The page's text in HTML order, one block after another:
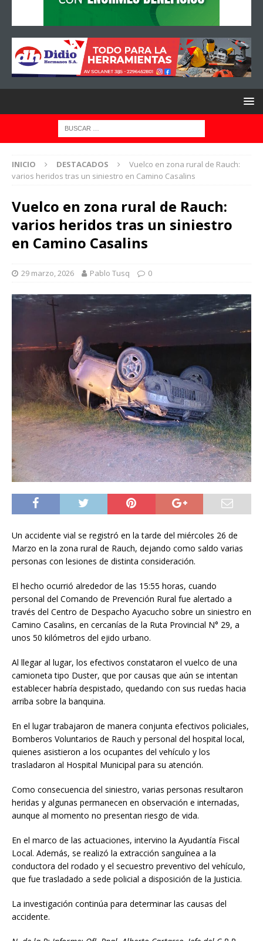
INICIO DESTACADOS
Vuelco en zona rural de Rauch:
varios heridos tras un siniestro en Camino Casalins
Vuelco en zona rural de Rauch:
varios heridos tras un siniestro
en Camino Casalins
29 marzo, 2026 Pablo Tusq 0
Un accidente vial se registró en la tarde del miércoles 26 de
Marzo en la zona rural de Rauch, dejando como saldo varias
personas con lesiones de distinta consideración.
El hecho ocurrió alrededor de las 15:55 horas, cuando
personal del Comando de Prevención Rural fue alertado a
través del Centro de Despacho Ayacucho sobre un siniestro en
Camino Casalins, en cercanías de la Ruta Provincial N° 29, a
unos 50 kilómetros del ejido urbano.
Al llegar al lugar, los efectivos constataron el vuelco de una
camioneta tipo Duster, que por causas que aún se intentan
establecer habría despistado, quedando con sus ruedas hacia
arriba sobre la banquina.
En el lugar trabajaron de manera conjunta efectivos policiales,
Bomberos Voluntarios de Rauch y personal del hospital local,
quienes asistieron a los ocupantes del vehículo y los
trasladaron al Hospital Municipal para su atención.
Como consecuencia del siniestro, varias personas resultaron
heridas y algunas permanecen en observación e internadas,
aunque al momento no presentan riesgo de vida.
En el marco de las actuaciones, intervino la Ayudantía Fiscal
Local. Además, se realizó la extracción sanguínea a la
conductora del rodado y el secuestro preventivo del vehículo,
que fue trasladado a sede policial a disposición de la Justicia.
La investigación continúa para determinar las causas del
accidente.